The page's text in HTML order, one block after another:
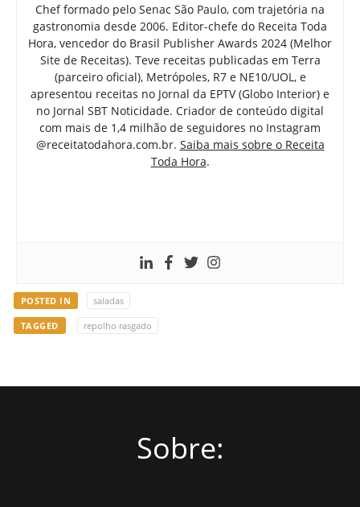
Chef formado pelo Senac São Paulo, com trajetória na
gastronomia desde 2006. Editor-chefe do Receita Toda
Hora, vencedor do Brasil Publisher Awards 2024 (Melhor
Site de Receitas). Teve receitas publicadas em Terra
(parceiro oficial), Metrópoles, R7 e NE10/UOL, e
apresentou receitas no Jornal da EPTV (Globo Interior) e
no Jornal SBT Noticidade. Criador de conteúdo digital
com mais de 1,4 milhão de seguidores no Instagram
@receitatodahora.com.br. Saiba mais sobre o Receita
Toda Hora.
POSTED IN saladas
TAGGED repolho rasgado
Sobre: